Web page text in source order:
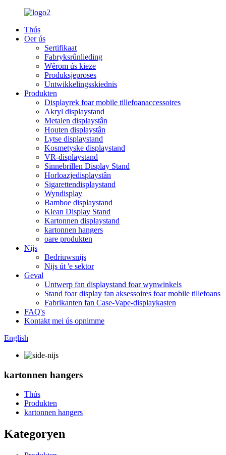
Thús
Oer ús
Sertifikaat
Fabryksrûnlieding
Wêrom ús kieze
Produksjeproses
Untwikkelingsskiednis
Produkten
Displayrek foar mobile tillefoanaccessoires
Akryl displaystand
Metalen displaystân
Houten displaystân
Lytse displaystand
Kosmetyske displaystand
VR-displaystand
Sinnebrillen Display Stand
Horloazjedisplaystân
Sigarettendisplaystand
Wyndisplay
Bamboe displaystand
Klean Display Stand
Kartonnen displaystand
kartonnen hangers
oare produkten
Nijs
Bedriuwsnijs
Nijs út 'e sektor
Geval
Untwerp fan displaystand foar wynwinkels
Stand foar display fan aksessoires foar mobile tillefoans
Fabrikanten fan Case-Vape-displaykasten
FAQ's
Kontakt mei ús opnimme
English
kartonnen hangers
Thús
Produkten
kartonnen hangers
Kategoryen